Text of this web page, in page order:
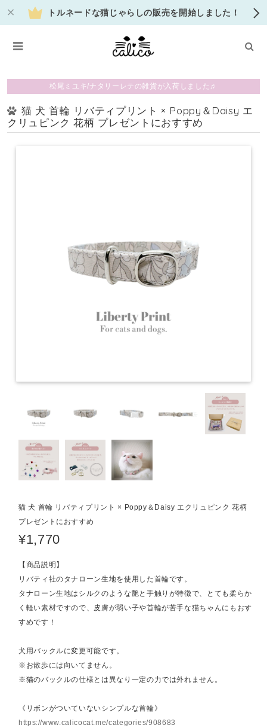
トルネードな猫じゃらしの販売を開始しました！
松尾ミユキ/ナタリーレテの雑貨が入荷しました♬
猫 犬 首輪 リバティプリント × Poppy＆Daisy エ
クリュピンク 花柄 プレゼントにおすすめ
猫 犬 首輪 リバティプリント × Poppy＆Daisy エクリュピンク 花柄
プレゼントにおすすめ
¥1,770
【商品説明】
リバティ社のタナローン生地を使用した首輪です。
タナローン生地はシルクのような艶と手触りが特徴で、とても柔らか
く軽い素材ですので、皮膚が弱い子や首輪が苦手な猫ちゃんにもおす
すめです！
犬用バックルに変更可能です。
※お散歩には向いてません。
※猫のバックルの仕様とは異なり一定の力では外れません。
《リボンがついていないシンプルな首輪》
https://www.calicocat.me/categories/908683